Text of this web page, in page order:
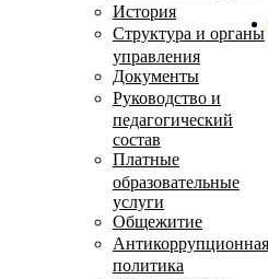
История
Структура и органы
управления
Документы
Руководство и
педагогический
состав
Платные
образовательные
услуги
Общежитие
Антикоррупционная
политика